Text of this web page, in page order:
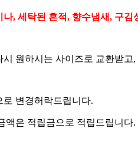
, 세탁된 흔적, 향수냄새, 구
원하시는 사이즈로 교환받
변경허락드립니다.
액은 적립금으로 적립드립니다.